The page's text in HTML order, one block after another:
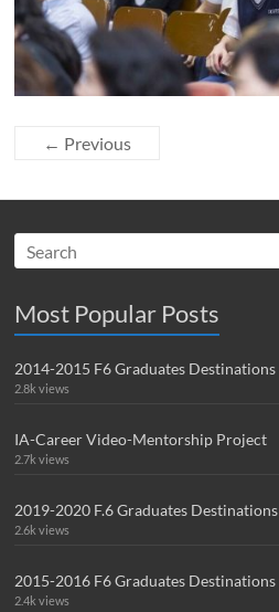
← Previous
Most Popular Posts
2014-2015 F6 Graduates Destinations
2.8k views
IA-Career Video-Mentorship Project
2.7k views
2019-2020 F.6 Graduates Destinations
2.6k views
2015-2016 F6 Graduates Destinations
2.4k views